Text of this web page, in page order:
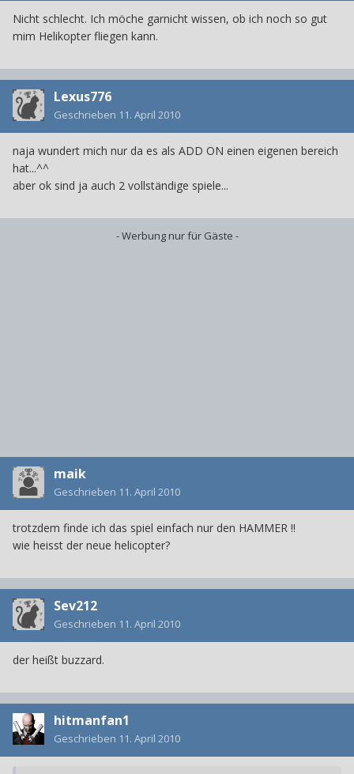
Nicht schlecht. Ich möche garnicht wissen, ob ich noch so gut
mim Helikopter fliegen kann.
Lexus776
Geschrieben 11. April 2010
naja wundert mich nur da es als ADD ON einen eigenen bereich
hat...^^
aber ok sind ja auch 2 vollständige spiele...
- Werbung nur für Gäste -
maik
Geschrieben 11. April 2010
trotzdem finde ich das spiel einfach nur den HAMMER !!
wie heisst der neue helicopter?
Sev212
Geschrieben 11. April 2010
der heißt buzzard.
hitmanfan1
Geschrieben 11. April 2010